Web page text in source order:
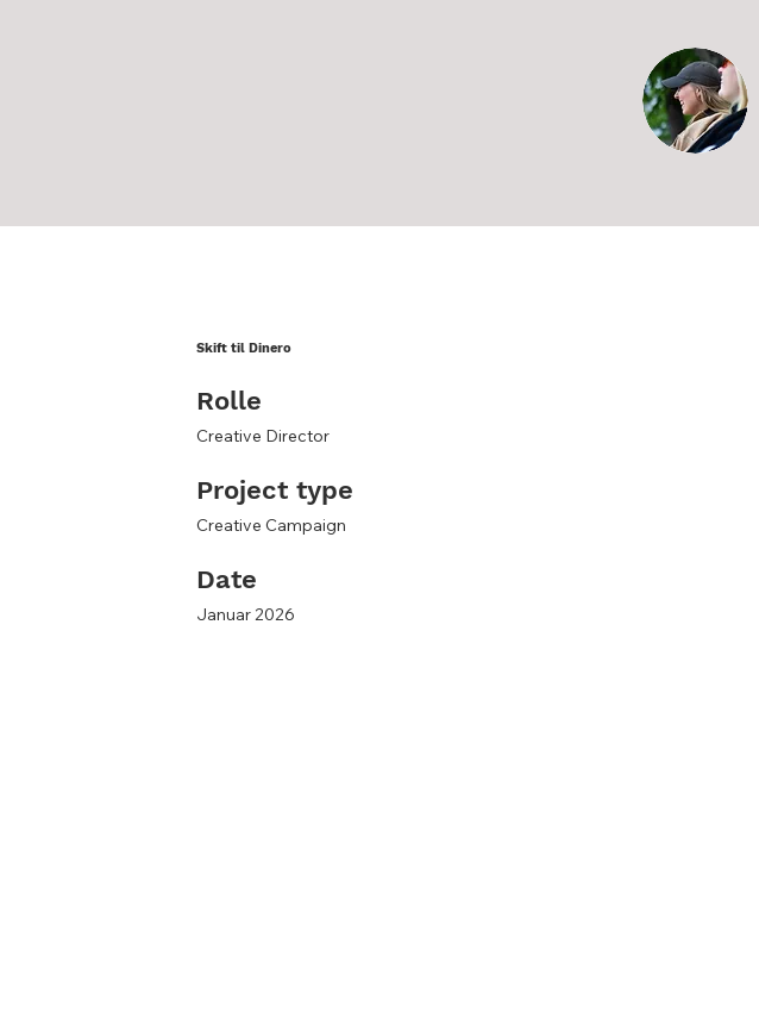
Skift til Dinero
Rolle
Creative Director
Project type
Creative Campaign
Date
Januar 2026